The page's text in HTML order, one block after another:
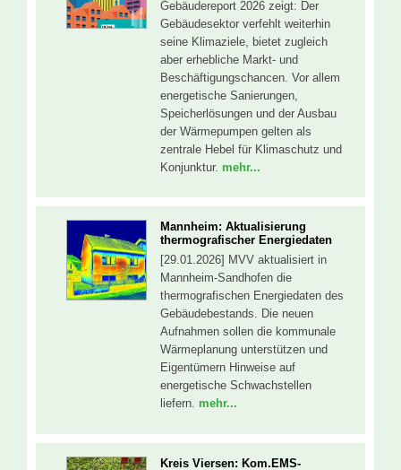
Gebäudereport 2026 zeigt: Der
Gebäudesektor verfehlt weiterhin
seine Klimaziele, bietet zugleich
aber erhebliche Markt- und
Beschäftigungschancen. Vor allem
energetische Sanierungen,
Speicherlösungen und der Ausbau
der Wärmepumpen gelten als
zentrale Hebel für Klimaschutz und
Konjunktur. mehr...
Mannheim: Aktualisierung
thermografischer Energiedaten
[29.01.2026] MVV aktualisiert in
Mannheim-Sandhofen die
thermografischen Energiedaten des
Gebäudebestands. Die neuen
Aufnahmen sollen die kommunale
Wärmeplanung unterstützen und
Eigentümern Hinweise auf
energetische Schwachstellen
liefern. mehr...
Kreis Viersen: Kom.EMS-